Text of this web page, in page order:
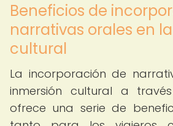
Beneficios de
narrativas orales en
cultural
La incorporación de
inmersión cultural a
ofrece una serie de